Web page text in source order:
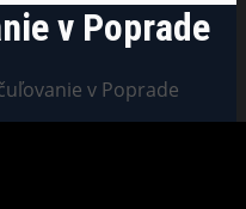
v Poprade
v Poprade